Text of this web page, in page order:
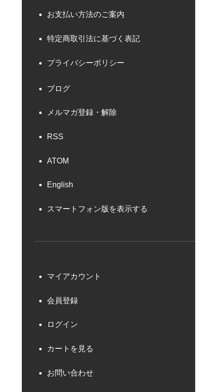
お支払い方法のご案内
特定商取引法に基づく表記
プライバシーポリシー
ブログ
メルマガ登録・解除
RSS
ATOM
English
スマートフォン版を表示する
マイアカウント
会員登録
ログイン
カートを見る
お問い合わせ